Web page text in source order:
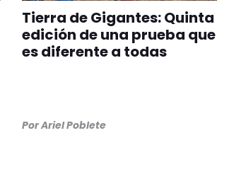
Tierra de Gigantes: Quinta
edición de una prueba que
es diferente a todas
PorAriel Poblete